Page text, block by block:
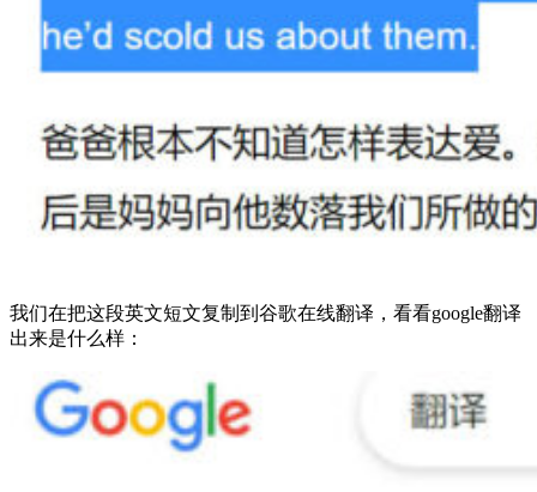
我们在把这段英文短文复制到谷歌在线翻译，看看google翻译
出来是什么样：